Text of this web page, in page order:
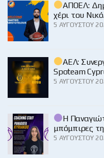
ΑΠΟΕΛ:
χέρι του
5 ΑΥΓΟΎΣΤΟΥ
ΑΕΛ:
Spoteam
5 ΑΥΓΟΎΣΤΟΥ
Η
μπόμπιρες
5 ΑΥΓΟΎΣΤΟΥ